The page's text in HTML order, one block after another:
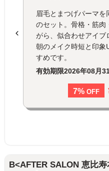
眉毛とまつげパーマ
のセット。骨格・筋肉
がら、似合わせアイブ
朝のメイク時短と印象
すめです。
有効期限2026年08月
7% OFF
B<AFTER SALON 恵比